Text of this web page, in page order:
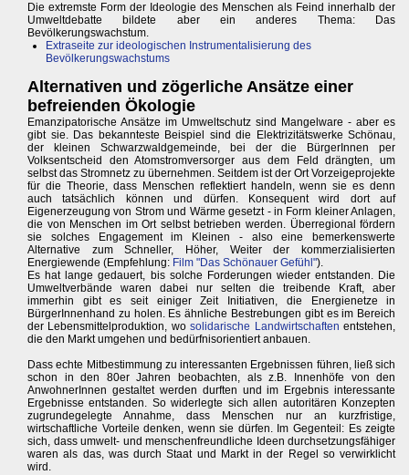
Die extremste Form der Ideologie des Menschen als Feind innerhalb der
Umweltdebatte bildete aber ein anderes Thema: Das
Bevölkerungswachstum.
Extraseite zur ideologischen Instrumentalisierung des
Bevölkerungswachstums
Alternativen und zögerliche Ansätze einer
befreienden Ökologie
Emanzipatorische Ansätze im Umweltschutz sind Mangelware - aber es
gibt sie. Das bekannteste Beispiel sind die Elektrizitätswerke Schönau,
der kleinen Schwarzwaldgemeinde, bei der die BürgerInnen per
Volksentscheid den Atomstromversorger aus dem Feld drängten, um
selbst das Stromnetz zu übernehmen. Seitdem ist der Ort Vorzeigeprojekte
für die Theorie, dass Menschen reflektiert handeln, wenn sie es denn
auch tatsächlich können und dürfen. Konsequent wird dort auf
Eigenerzeugung von Strom und Wärme gesetzt - in Form kleiner Anlagen,
die von Menschen im Ort selbst betrieben werden. Überregional fördern
sie solches Engagement im Kleinen - also eine bemerkenswerte
Alternative zum Schneller, Höher, Weiter der kommerzialisierten
Energiewende (Empfehlung: Film "Das Schönauer Gefühl").
Es hat lange gedauert, bis solche Forderungen wieder entstanden. Die
Umweltverbände waren dabei nur selten die treibende Kraft, aber
immerhin gibt es seit einiger Zeit Initiativen, die Energienetze in
BürgerInnenhand zu holen. Es ähnliche Bestrebungen gibt es im Bereich
der Lebensmittelproduktion, wosolidarische Landwirtschaften entstehen,
die den Markt umgehen und bedürfnisorientiert anbauen.
Dass echte Mitbestimmung zu interessanten Ergebnissen führen, ließ sich
schon in den 80er Jahren beobachten, als z.B. Innenhöfe von den
AnwohnerInnen gestaltet werden durften und im Ergebnis interessante
Ergebnisse entstanden. So widerlegte sich allen autoritären Konzepten
zugrundegelegte Annahme, dass Menschen nur an kurzfristige,
wirtschaftliche Vorteile denken, wenn sie dürfen. Im Gegenteil: Es zeigte
sich, dass umwelt- und menschenfreundliche Ideen durchsetzungsfähiger
waren als das, was durch Staat und Markt in der Regel so verwirklicht
wird.